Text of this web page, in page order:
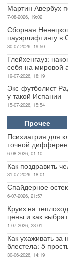
Мартин Авербух
7-08-2026, 19:02
Сборная
пауэрлифтингу в
30-07-2026, 19:50
Глейхенгауз:
себя на мировой
19-07-2026, 18:19
Экс-футболист
у такой Испании
15-07-2026, 15:54
Прочее
Психиатрия для
точной
6-08-2026, 01:10
Как поздравить
31-07-2026, 18:01
Спайдерное
6-07-2026, 21:57
Круиз на
цены и как
1-07-2026, 23:01
Как ухаживать
блестела: 5
30-06-2026, 14:19